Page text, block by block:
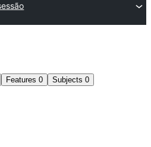
Features 0 Subjects 0